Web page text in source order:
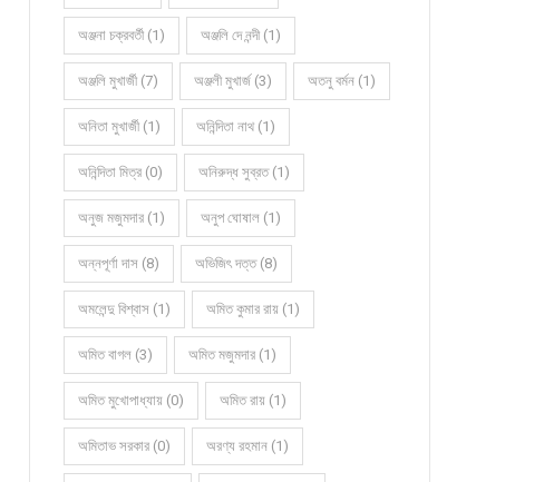
অঞ্জনা চক্রবর্তী (1) অঞ্জলি দে নন্দী (1)
অঞ্জলি মুখার্জী (7) অঞ্জলী মুখার্জ (3) অতনু বর্মন (1)
অনিতা মুখার্জী (1) অনিন্দিতা নাথ (1)
অনিন্দিতা মিত্র (0) অনিরুদ্ধ সুব্রত (1)
অনুজ মজুমদার (1) অনুপ ঘোষাল (1)
অন্নপূর্ণা দাস (8) অভিজিৎ দত্ত (8)
অমলেন্দু বিশ্বাস (1) অমিত কুমার রায় (1)
অমিত বাগল (3) অমিত মজুমদার (1)
অমিত মুখোপাধ্যায় (0) অমিত রায় (1)
অমিতাভ সরকার (0) অরণ্য রহমান (1)